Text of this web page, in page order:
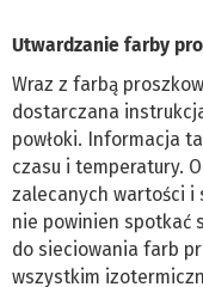
Utwardzanie farby
Wraz z farbą
dostarczana
powłoki. Informacja
czasu i temperatury.
zalecanych wartości i
nie powinien spotkać
do sieciowania farb
wszystkim